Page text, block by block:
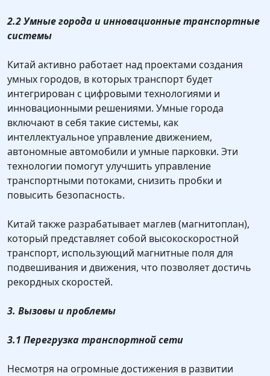
2.2 Умные города и инновационные транспортные
системы
Китай активно работает над проектами создания
умных городов, в которых транспорт будет
интегрирован с цифровыми технологиями и
инновационными решениями. Умные города
включают в себя такие системы, как
интеллектуальное управление движением,
автономные автомобили и умные парковки. Эти
технологии помогут улучшить управление
транспортными потоками, снизить пробки и
повысить безопасность.
Китай также разрабатывает маглев (магнитоплан),
который представляет собой высокоскоростной
транспорт, использующий магнитные поля для
подвешивания и движения, что позволяет достичь
рекордных скоростей.
3. Вызовы и проблемы
3.1 Перегрузка транспортной сети
Несмотря на огромные достижения в развитии